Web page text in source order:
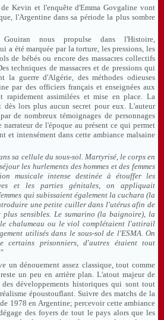
Kevin et l'enquête d'Emma Govgaline vont
l'Argentine dans sa période la plus sombre
nous propulse dans l'Histoire,
a été marquée par la torture, les pressions, les
de bébés ou encore des massacres collectifs
techniques de massacres et de pressions qui
la guerre d'Algérie, des méthodes odieuses
par des officiers français et enseignées aux
assimilées et mise en place. La
dès lors plus aucun secret pour eux. L'auteur
de nombreux témoignages de personnages
de l'époque au présent ce qui permet
et intensément dans cette ambiance malsaine
sa cellule du sous-sol. Martyrisé, le corps en
les hurlements des hommes et des femmes
musicale intense destinée à étouffer les
et les parties génitales, on appliquait
qui subissaient également la cuchara (la
une petite cuiller dans l'utérus afin de
plus sensibles. Le sumarino (la baignoire), la
chalumeau ou le viol complétaient l'attirail
utilisés dans le sous-sol de l'ESMA. On
certains prisonniers, d'autres étaient tout
un dénouement assez classique, tout comme
un peu en arrière plan. L'atout majeur de
développements historiques qui sont tout
époustouflant. Suivre des matchs de la
1978 en Argentine; percevoir cette ambiance
des foyers de tout le pays alors que les